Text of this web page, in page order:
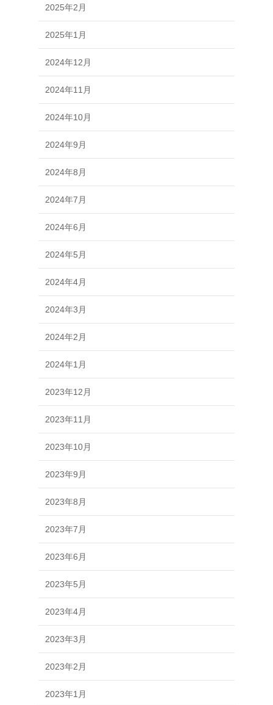
2025年2月
2025年1月
2024年12月
2024年11月
2024年10月
2024年9月
2024年8月
2024年7月
2024年6月
2024年5月
2024年4月
2024年3月
2024年2月
2024年1月
2023年12月
2023年11月
2023年10月
2023年9月
2023年8月
2023年7月
2023年6月
2023年5月
2023年4月
2023年3月
2023年2月
2023年1月